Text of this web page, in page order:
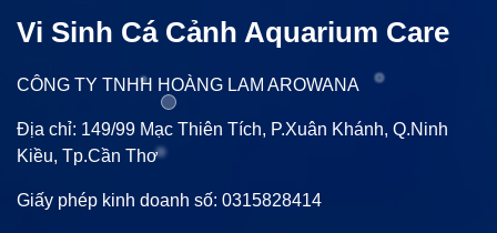
Vi Sinh Cá Cảnh Aquarium Care
CÔNG TY TNHH HOÀNG LAM AROWANA
Địa chỉ: 149/99 Mạc Thiên Tích, P.Xuân Khánh, Q.Ninh
Kiều, Tp.Cần Thơ
Giấy phép kinh doanh số: 0315828414